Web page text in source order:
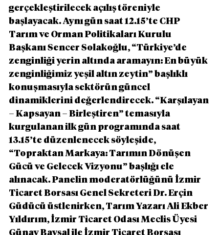
gerçekleştirilecek açılış töreniyle
başlayacak. Aynı gün saat 12.15’te CHP
Tarım ve Orman Politikaları Kurulu
Başkanı Sencer Solakoğlu, “Türkiye’de
zenginliği yerin altında aramayın: En büyük
zenginliğimiz yeşil altın zeytin” başlıklı
konuşmasıyla sektörün güncel
dinamiklerini değerlendirecek. “Karşılayan
– Kapsayan – Birleştiren” temasıyla
kurgulanan ilk gün programında saat
13.15’te düzenlenecek söyleşide,
“Topraktan Markaya: Tarımın Dönüşen
Gücü ve Gelecek Vizyonu” başlığı ele
alınacak. Panelin moderatörlüğünü İzmir
Ticaret Borsası Genel Sekreteri Dr. Erçin
Güdücü üstlenirken, Tarım Yazarı Ali Ekber
Yıldırım, İzmir Ticaret Odası Meclis Üyesi
Günay Baysal ile İzmir Ticaret Borsası